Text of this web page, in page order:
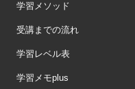
学習メソッド
受講までの流れ
学習レベル表
学習メモplus